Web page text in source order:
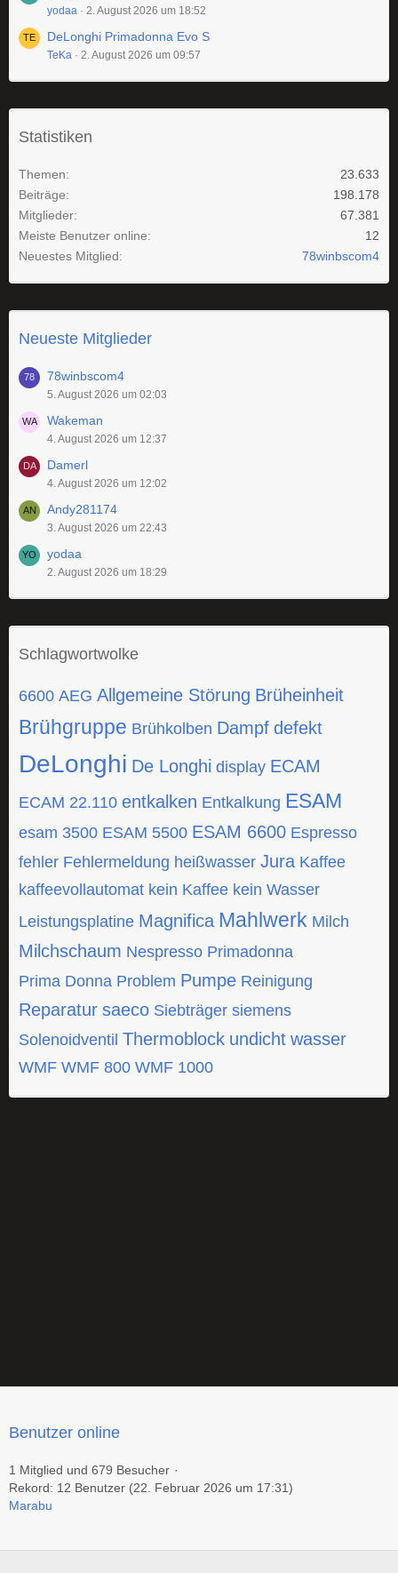
yodaa 2. August 2026 um 18:52
DeLonghi Primadonna Evo S
TeKa 2. August 2026 um 09:57
Statistiken
Themen
23.633
Beiträge
198.178
Mitglieder
67.381
Meiste Benutzer online
12
Neuestes Mitglied
78winbscom4
Neueste Mitglieder
78winbscom4
5. August 2026 um 02:03
Wakeman
4. August 2026 um 12:37
Damerl
4. August 2026 um 12:02
Andy281174
3. August 2026 um 22:43
yodaa
2. August 2026 um 18:29
Schlagwortwolke
6600 AEG Allgemeine Störung Brüheinheit
Brühgruppe Brühkolben Dampf defekt
DeLonghi De Longhi display ECAM
ECAM 22.110 entkalken Entkalkung ESAM
esam 3500 ESAM 5500 ESAM 6600 Espresso
fehler Fehlermeldung heißwasser Jura Kaffee
kaffeevollautomat kein Kaffee kein Wasser
Leistungsplatine Magnifica Mahlwerk Milch
Milchschaum Nespresso Primadonna
Prima Donna Problem Pumpe Reinigung
Reparatur saeco Siebträger siemens
Solenoidventil Thermoblock undicht wasser
WMF WMF 800 WMF 1000
Benutzer online
1 Mitglied und 679 Besucher
Rekord: 12 Benutzer (22. Februar 2026 um 17:31)
Marabu